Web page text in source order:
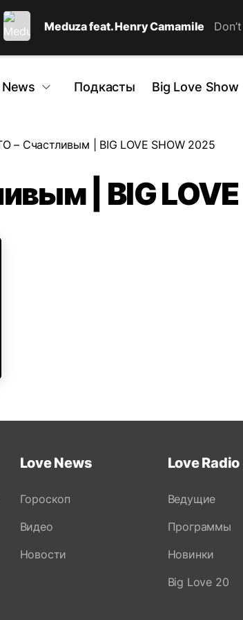
Meduza feat. Henry Camamile
Подкасты Big Love Show
– Счастливым | BIG LOVE SHOW 2025
| BIG
Love News
Гороскоп
Видео
Новости
Love Radio
Ведущие
Программы
Новинки
Big Love 20